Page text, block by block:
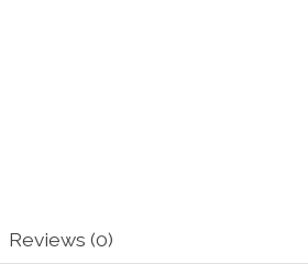
Reviews (0)